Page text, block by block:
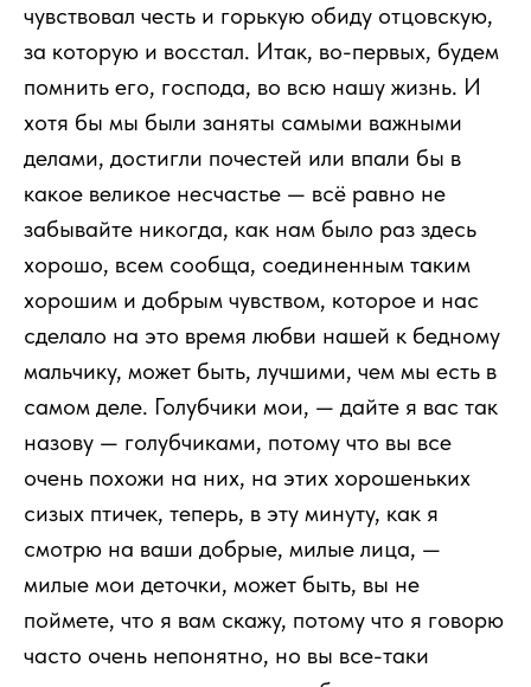
чувствовал честь и горькую обиду отцовскую,
за которую и восстал. Итак, во-первых, будем
помнить его, господа, во всю нашу жизнь. И
хотя бы мы были заняты самыми важными
делами, достигли почестей или впали бы в
какое великое несчастье — всё равно не
забывайте никогда, как нам было раз здесь
хорошо, всем сообща, соединенным таким
хорошим и добрым чувством, которое и нас
сделало на это время любви нашей к бедному
мальчику, может быть, лучшими, чем мы есть в
самом деле. Голубчики мои, — дайте я вас так
назову — голубчиками, потому что вы все
очень похожи на них, на этих хорошеньких
сизых птичек, теперь, в эту минуту, как я
смотрю на ваши добрые, милые лица, —
милые мои деточки, может быть, вы не
поймете, что я вам скажу, потому что я говорю
часто очень непонятно, но вы все-таки